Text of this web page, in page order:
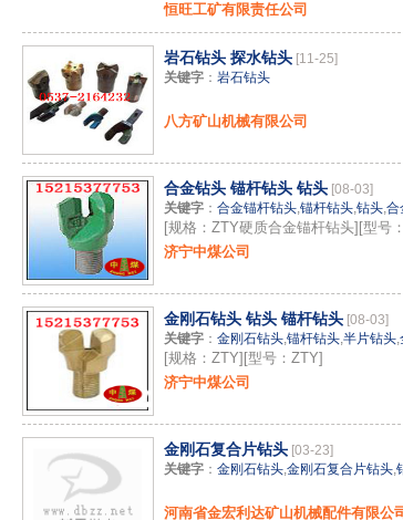
恒旺工矿有限责任公司
岩石钻头 探水钻头 [11-25]
关键字 ： 岩石钻头
八方矿山机械有限公司
合金钻头 锚杆钻头 钻头 [08-03]
关键字 ： 合金锚杆钻头,锚杆钻头,钻头,合
[规格：ZTY硬质合金锚杆钻头][型号
济宁中煤公司
金刚石钻头 钻头 锚杆钻头 [08-03]
关键字 ： 金刚石钻头,锚杆钻头,半片钻头,
[规格：ZTY][型号：ZTY]
济宁中煤公司
金刚石复合片钻头 [03-23]
关键字 ： 金刚石钻头,金刚石复合片钻头,
河南省金宏利达矿山机械配件有限公